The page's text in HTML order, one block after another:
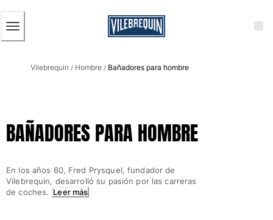
CONTENIDO
Ver todo Hombre
Clásico
Bordados Edición Numerada
Cintura plana
Vilebrequin / Hombre / Bañadores para hombre
BAÑADORES PARA HOMBRE
En los años 60, Fred Prysquel, fundador de
Vilebrequin, desarrolló su pasión por las carreras
de coches. Leer más